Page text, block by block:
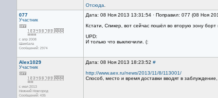
Отсюда.
077
Участник
с апр 2008
Шамбала
Сообщений: 2974
Дата: 08 Ноя 2013 13:31:54 · Поправил: 077 (08 Ноя
Кстати, Спикер, вот сейчас пошёл во вторую зону
UPD:
И только что выключили. (:
Alex1029
Участник
с июл 2013
Нижний Новгород
Сообщений: 435
Дата: 08 Ноя 2013 18:23:52 #
http://www.aex.ru/news/2013/11/8/113001/
Способ, место и время доставки вводят в